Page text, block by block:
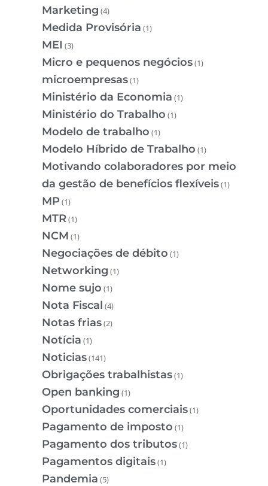
Marketing (4)
Medida Provisória (1)
MEI (3)
Micro e pequenos negócios(1)
microempresas(1)
Ministério da Economia (1)
Ministério do Trabalho (1)
Modelo de trabalho (1)
Modelo Híbrido de Trabalho (1)
Motivando colaboradores por meio
da gestão de benefícios flexíveis(1)
MP(1)
MTR(1)
NCM (1)
Negociações de débito (1)
Networking (1)
Nome sujo (1)
Nota Fiscal (4)
Notas frias(2)
Notícia (1)
Noticias(141)
Obrigações trabalhistas(1)
Open banking (1)
Oportunidades comerciais(1)
Pagamento de imposto (1)
Pagamento dos tributos(1)
Pagamentos digitais(1)
Pandemia (5)